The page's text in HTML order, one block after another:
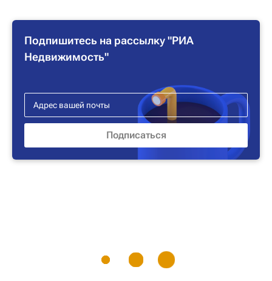
Подпишитесь на рассылку "РИА
Недвижимость"